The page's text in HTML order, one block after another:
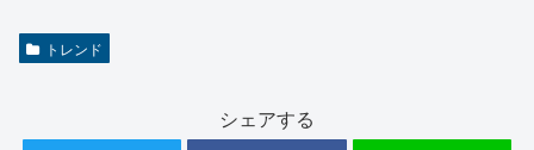
トレンド
シェアする